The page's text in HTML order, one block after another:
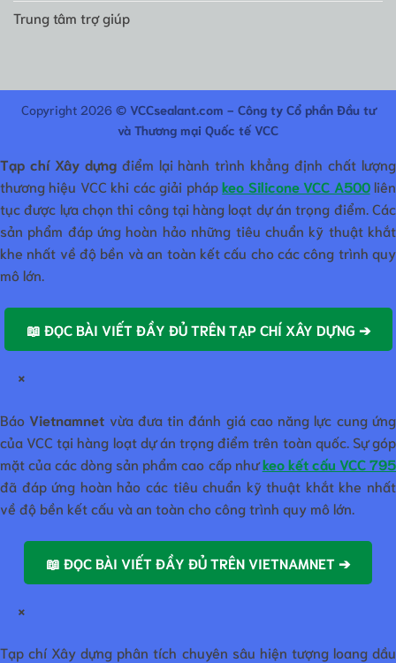
Trung tâm trợ giúp
Copyright 2026 © VCCsealant.com - Công ty Cổ phần Đầu tư
và Thương mại Quốc tế VCC
Tạp chí Xây dựngđiểm lại hành trình khẳng định chất lượng
thương hiệu VCC khi các giải phápkeo Silicone VCC A500liên
tục được lựa chọn thi công tại hàng loạt dự án trọng điểm. Các
sản phẩm đáp ứng hoàn hảo những tiêu chuẩn kỹ thuật khắt
khe nhất về độ bền và an toàn kết cấu cho các công trình quy
mô lớn.
📖 ĐỌC BÀI VIẾT ĐẦY ĐỦ TRÊN TẠP CHÍ XÂY DỰNG ➔
×
BáoVietnamnet vừa đưa tin đánh giá cao năng lực cung ứng
của VCC tại hàng loạt dự án trọng điểm trên toàn quốc. Sự góp
mặt của các dòng sản phẩm cao cấp nhưkeo kết cấu VCC 795
đã đáp ứng hoàn hảo các tiêu chuẩn kỹ thuật khắt khe nhất
về độ bền kết cấu và an toàn cho công trình quy mô lớn.
📖 ĐỌC BÀI VIẾT ĐẦY ĐỦ TRÊN VIETNAMNET ➔
×
Tạp chí Xây dựng phân tích chuyên sâu hiện tượng loang dầu